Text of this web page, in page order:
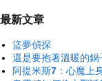
最新文章
盜夢偵探
還是要抱著溫暖的鍋
阿提米斯7：心魔上